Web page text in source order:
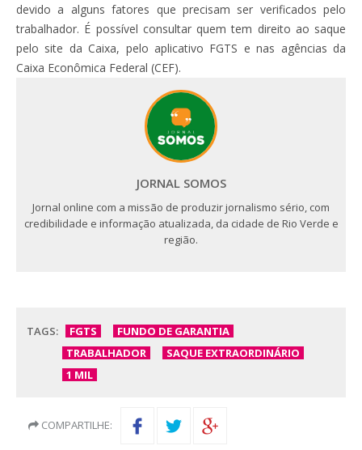
devido a alguns fatores que precisam ser verificados pelo
trabalhador. É possível consultar quem tem direito ao saque
pelo site da Caixa, pelo aplicativo FGTS e nas agências da
Caixa Econômica Federal (CEF).
JORNAL SOMOS
Jornal online com a missão de produzir jornalismo sério, com
credibilidade e informação atualizada, da cidade de Rio Verde e
região.
TAGS: FGTS
FUNDO DE GARANTIA
TRABALHADOR
SAQUE EXTRAORDINÁRIO
1 MIL
COMPARTILHE: